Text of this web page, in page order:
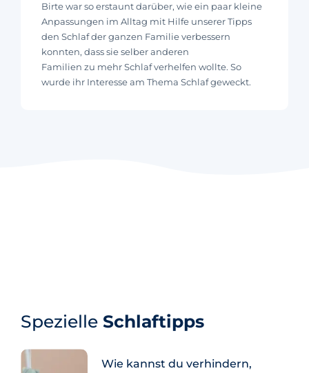
Birte war so erstaunt darüber, wie ein paar kleine
Anpassungen im Alltag mit Hilfe unserer Tipps
den Schlaf der ganzen Familie verbessern
konnten, dass sie selber anderen
Familien zu mehr Schlaf verhelfen wollte. So
wurde ihr Interesse am Thema Schlaf geweckt.
Spezielle Schlaftipps
Wie kannst du verhindern,